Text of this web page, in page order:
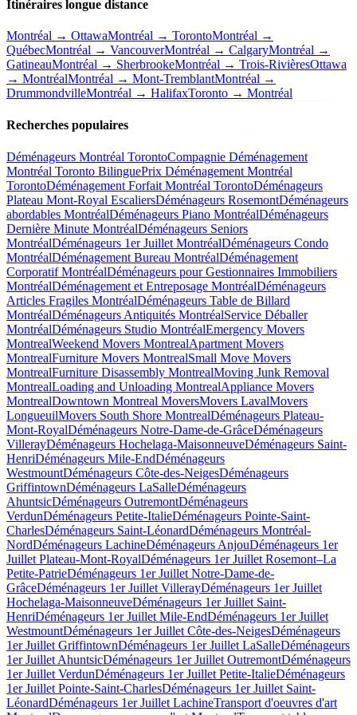
Itinéraires longue distance
Montréal → OttawaMontréal → TorontoMontréal →
QuébecMontréal → VancouverMontréal → CalgaryMontréal →
GatineauMontréal → SherbrookeMontréal → Trois-RivièresOttawa
→ MontréalMontréal → Mont-TremblantMontréal →
DrummondvilleMontréal → HalifaxToronto → Montréal
Recherches populaires
Déménageurs Montréal TorontoCompagnie Déménagement
Montréal Toronto BilinguePrix Déménagement Montréal
TorontoDéménagement Forfait Montréal TorontoDéménageurs
Plateau Mont-Royal EscaliersDéménageurs RosemontDéménageurs
abordables MontréalDéménageurs Piano MontréalDéménageurs
Dernière Minute MontréalDéménageurs Seniors
MontréalDéménageurs 1er Juillet MontréalDéménageurs Condo
MontréalDéménagement Bureau MontréalDéménagement
Corporatif MontréalDéménageurs pour Gestionnaires Immobiliers
MontréalDéménagement et Entreposage MontréalDéménageurs
Articles Fragiles MontréalDéménageurs Table de Billard
MontréalDéménageurs Antiquités MontréalService Déballer
MontréalDéménageurs Studio MontréalEmergency Movers
MontrealWeekend Movers MontrealApartment Movers
MontrealFurniture Movers MontrealSmall Move Movers
MontrealFurniture Disassembly MontrealMoving Junk Removal
MontrealLoading and Unloading MontrealAppliance Movers
MontrealDowntown Montreal MoversMovers LavalMovers
LongueuilMovers South Shore MontrealDéménageurs Plateau-
Mont-RoyalDéménageurs Notre-Dame-de-GrâceDéménageurs
VillerayDéménageurs Hochelaga-MaisonneuveDéménageurs Saint-
HenriDéménageurs Mile-EndDéménageurs
WestmountDéménageurs Côte-des-NeigesDéménageurs
GriffintownDéménageurs LaSalleDéménageurs
AhuntsicDéménageurs OutremontDéménageurs
VerdunDéménageurs Petite-ItalieDéménageurs Pointe-Saint-
CharlesDéménageurs Saint-LéonardDéménageurs Montréal-
NordDéménageurs LachineDéménageurs AnjouDéménageurs 1er
Juillet Plateau-Mont-RoyalDéménageurs 1er Juillet Rosemont–La
Petite-PatrieDéménageurs 1er Juillet Notre-Dame-de-
GrâceDéménageurs 1er Juillet VillerayDéménageurs 1er Juillet
Hochelaga-MaisonneuveDéménageurs 1er Juillet Saint-
HenriDéménageurs 1er Juillet Mile-EndDéménageurs 1er Juillet
WestmountDéménageurs 1er Juillet Côte-des-NeigesDéménageurs
1er Juillet GriffintownDéménageurs 1er Juillet LaSalleDéménageurs
1er Juillet AhuntsicDéménageurs 1er Juillet OutremontDéménageurs
1er Juillet VerdunDéménageurs 1er Juillet Petite-ItalieDéménageurs
1er Juillet Pointe-Saint-CharlesDéménageurs 1er Juillet Saint-
LéonardDéménageurs 1er Juillet LachineTransport d'oeuvres d'art